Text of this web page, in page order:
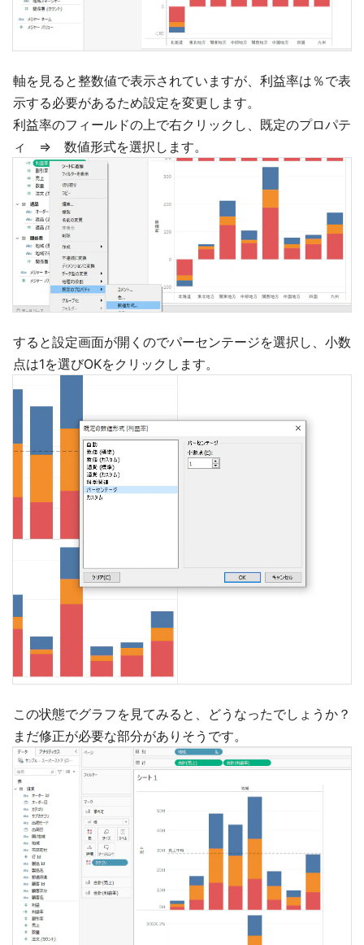
軸を見ると整数値で表示されていますが、利益率は％で表
示する必要があるため設定を変更します。
利益率のフィールドの上で右クリックし、既定のプロパテ
ィ ⇒ 数値形式を選択します。
すると設定画面が開くのでパーセンテージを選択し、小数
点は1を選びOKをクリックします。
この状態でグラフを見てみると、どうなったでしょうか？
まだ修正が必要な部分がありそうです。